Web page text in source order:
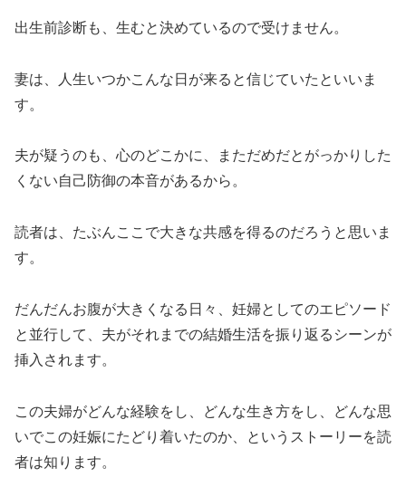
出生前診断も、生むと決めているので受けません。
妻は、人生いつかこんな日が来ると信じていたといいま
す。
夫が疑うのも、心のどこかに、まただめだとがっかりした
くない自己防御の本音があるから。
読者は、たぶんここで大きな共感を得るのだろうと思いま
す。
だんだんお腹が大きくなる日々、妊婦としてのエピソード
と並行して、夫がそれまでの結婚生活を振り返るシーンが
挿入されます。
この夫婦がどんな経験をし、どんな生き方をし、どんな思
いでこの妊娠にたどり着いたのか、というストーリーを読
者は知ります。